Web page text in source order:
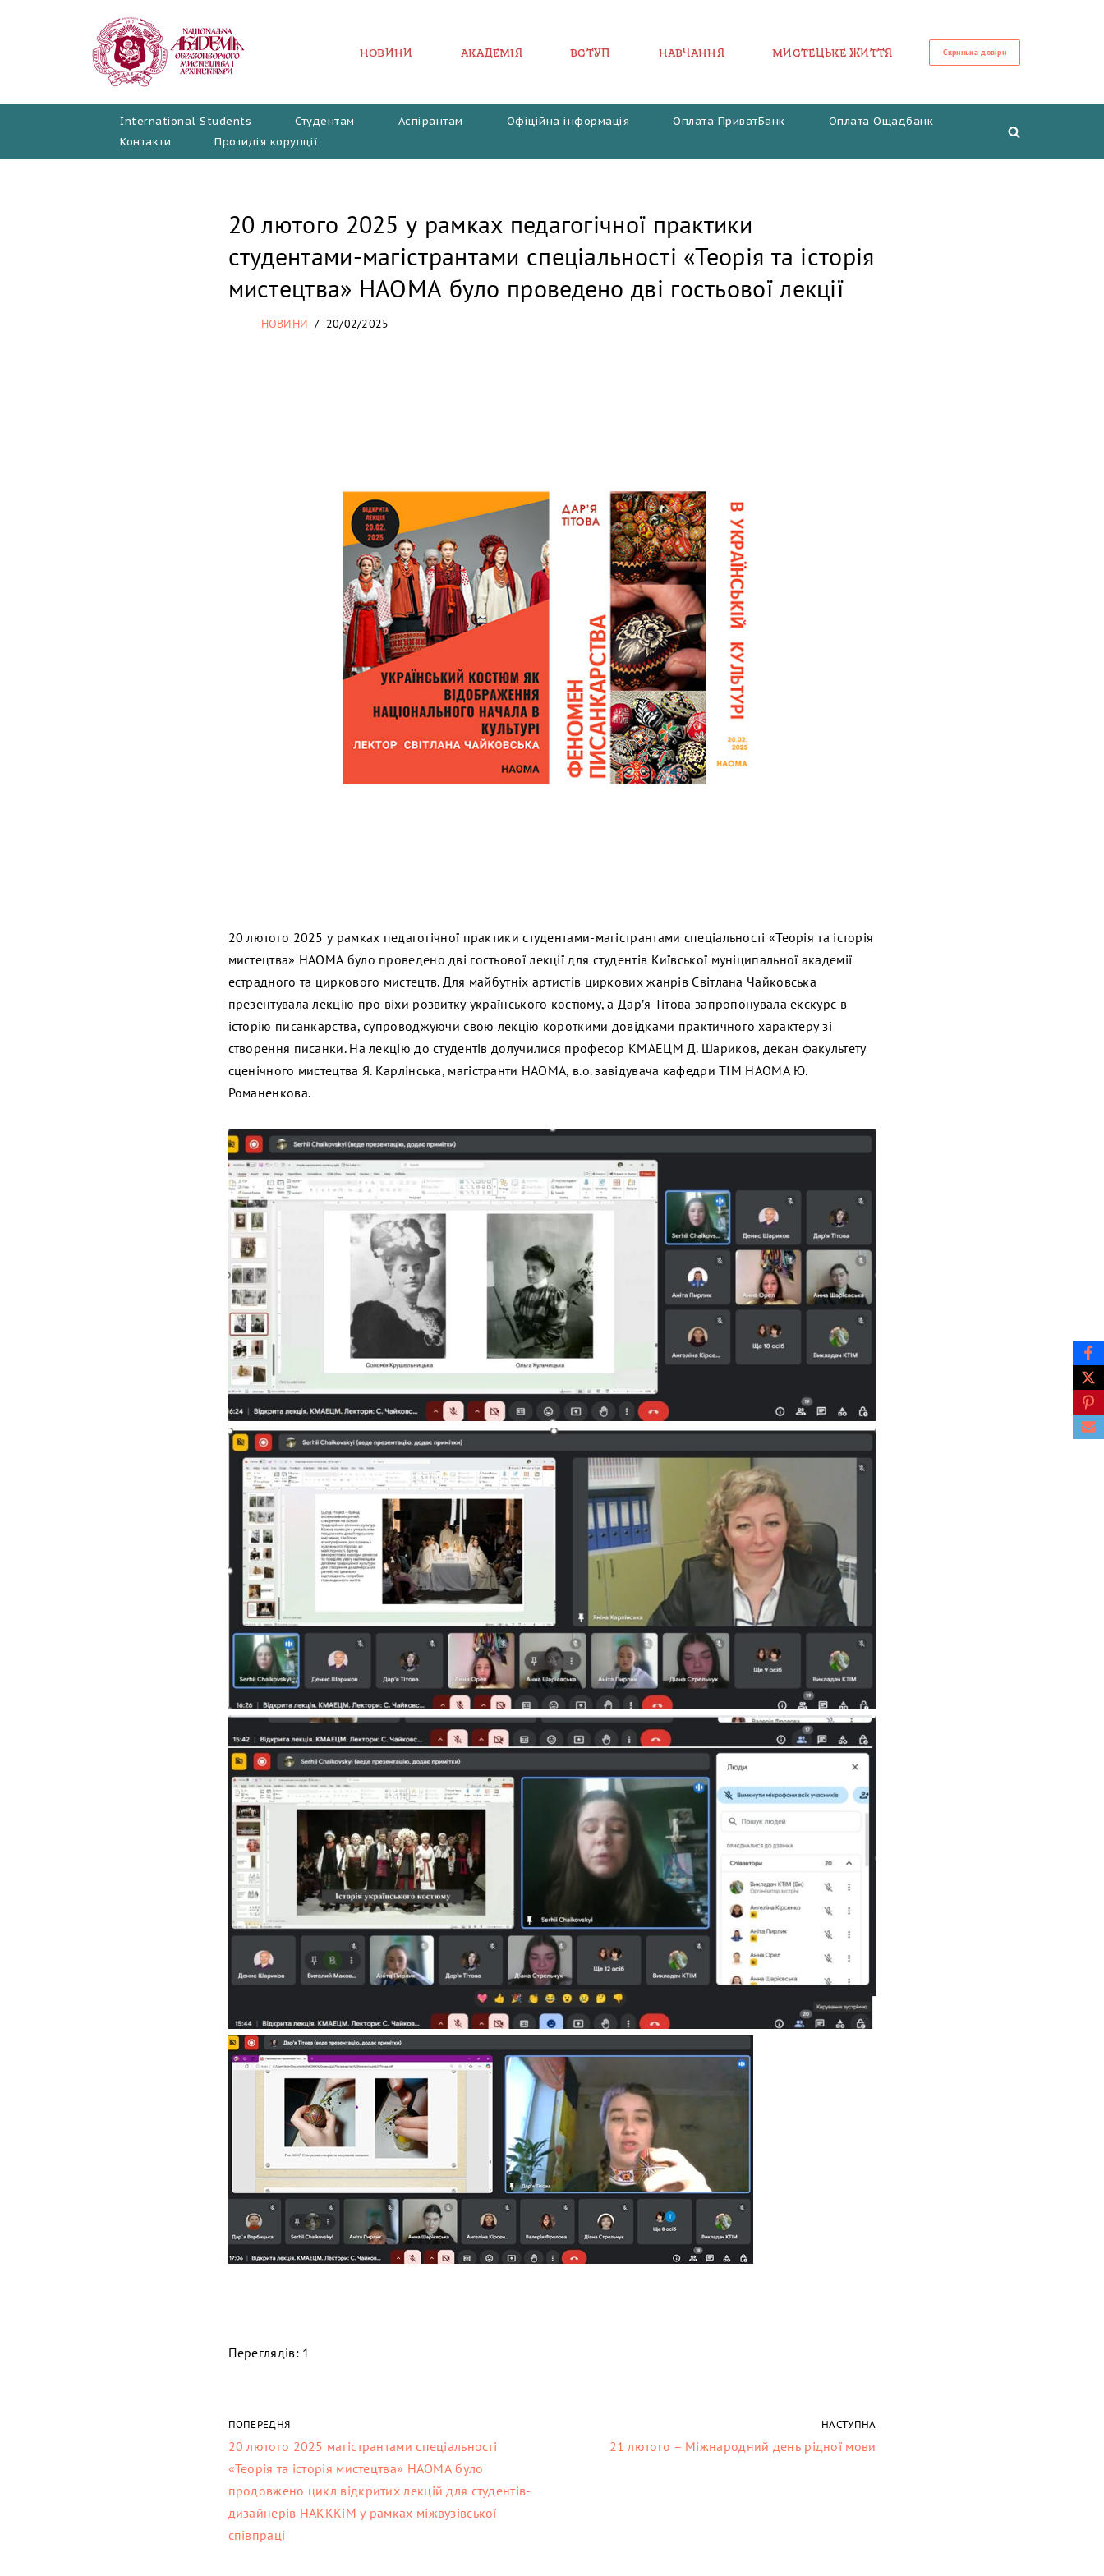
НОВИНИ АКАДЕМІЯ ВСТУП НАВЧАННЯ МИСТЕЦЬКЕ ЖИТТЯ Скринька довіри
International Students Студентам Аспірантам Офіційна інформація Оплата ПриватБанк
Оплата Ощадбанк
Контакти
Протидія корупції
20 лютого 2025 у рамках педагогічної практики
студентами-магістрантами спеціальності «Теорія та історія
мистецтва» НАОМА було проведено дві гостьової лекції
НОВИНИ 20/02/2025
20 лютого 2025 у рамках педагогічної практики студентами-магістрантами спеціальності «Теорія та історія
мистецтва» НАОМА було проведено дві гостьової лекції для студентів Київської муніципальної академії
естрадного та циркового мистецтв. Для майбутніх артистів циркових жанрів Світлана Чайковська
презентувала лекцію про віхи розвитку українського костюму, а Дар’я Тітова запропонувала екскурс в
історію писанкарства, супроводжуючи свою лекцію короткими довідками практичного характеру зі
створення писанки. На лекцію до студентів долучилися професор КМАЕЦМ Д. Шариков, декан факультету
сценічного мистецтва Я. Карлінська, магістранти НАОМА, в.о. завідувача кафедри ТІМ НАОМА Ю.
Романенкова.
Переглядів: 1
ПОПЕРЕДНЯ
20 лютого 2025 магістрантами спеціальності
«Теорія та історія мистецтва» НАОМА було
продовжено цикл відкритих лекцій для студентів-
дизайнерів НАКККіМ у рамках міжвузівської
співпраці
НАСТУПНА
21 лютого – Міжнародний день рідної мови